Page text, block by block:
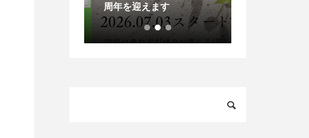
周年を迎えます